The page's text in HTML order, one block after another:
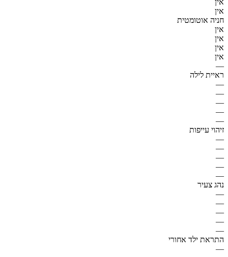
אין
חניה אוטומטית
אין
אין
אין
אין
—
ראיית לילה
—
—
—
—
—
זיהוי עייפות
—
—
—
—
—
נהג צעיר
—
—
—
—
—
התראת ילד אחורי
—